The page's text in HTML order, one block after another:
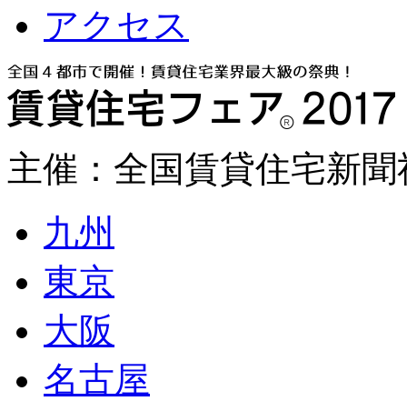
アクセス
主催：全国賃貸住宅新聞
九州
東京
大阪
名古屋